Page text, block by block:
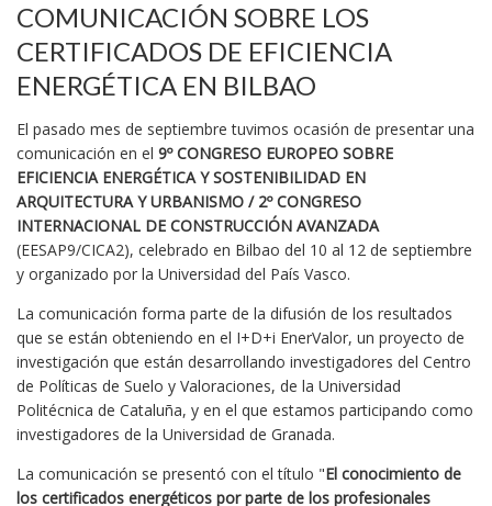
COMUNICACIÓN SOBRE LOS
CERTIFICADOS DE EFICIENCIA
ENERGÉTICA EN BILBAO
El pasado mes de septiembre tuvimos ocasión de presentar una
comunicación en el 9º CONGRESO EUROPEO SOBRE
EFICIENCIA ENERGÉTICA Y SOSTENIBILIDAD EN
ARQUITECTURA Y URBANISMO / 2º CONGRESO
INTERNACIONAL DE CONSTRUCCIÓN AVANZADA
(EESAP9/CICA2), celebrado en Bilbao del 10 al 12 de septiembre
y organizado por la Universidad del País Vasco.
La comunicación forma parte de la difusión de los resultados
que se están obteniendo en el I+D+i EnerValor, un proyecto de
investigación que están desarrollando investigadores del Centro
de Políticas de Suelo y Valoraciones, de la Universidad
Politécnica de Cataluña, y en el que estamos participando como
investigadores de la Universidad de Granada.
La comunicación se presentó con el título "El conocimiento de
los certificados energéticos por parte de los profesionales